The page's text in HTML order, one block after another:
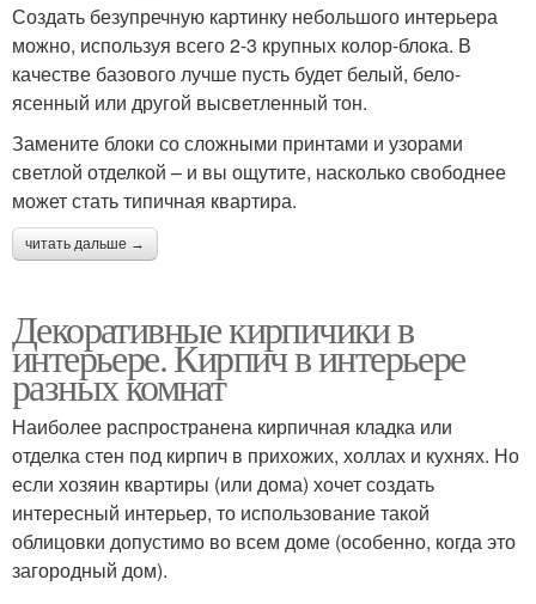
Создать безупречную картинку небольшого интерьера
можно, используя всего 2-3 крупных колор-блока. В
качестве базового лучше пусть будет белый, бело-
ясенный или другой высветленный тон.
Замените блоки со сложными принтами и узорами
светлой отделкой – и вы ощутите, насколько свободнее
может стать типичная квартира.
читать дальше →
Декоративные кирпичики в
интерьере. Кирпич в интерьере
разных комнат
Наиболее распространена кирпичная кладка или
отделка стен под кирпич в прихожих, холлах и кухнях. Но
если хозяин квартиры (или дома) хочет создать
интересный интерьер, то использование такой
облицовки допустимо во всем доме (особенно, когда это
загородный дом).